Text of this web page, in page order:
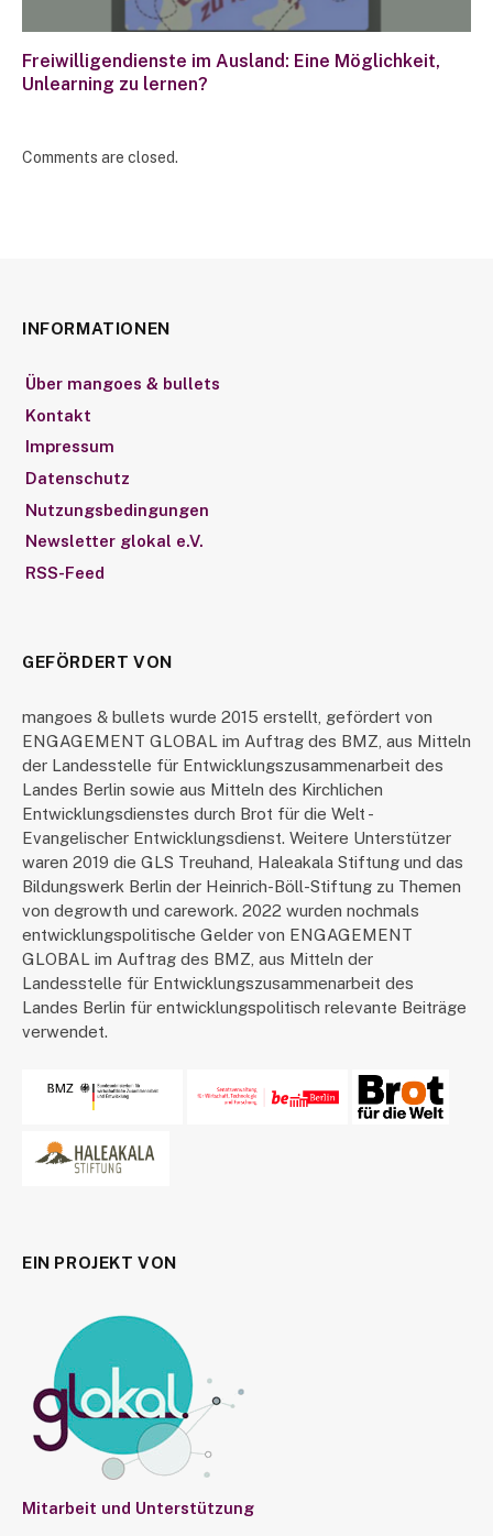
Freiwilligendienste im Ausland: Eine Möglichkeit,
Unlearning zu lernen?
Comments are closed.
INFORMATIONEN
Über mangoes & bullets
Kontakt
Impressum
Datenschutz
Nutzungsbedingungen
Newsletter glokal e.V.
RSS-Feed
GEFÖRDERT VON
mangoes & bullets wurde 2015 erstellt, gefördert von
ENGAGEMENT GLOBAL im Auftrag des BMZ, aus Mitteln
der Landesstelle für Entwicklungszusammenarbeit des
Landes Berlin sowie aus Mitteln des Kirchlichen
Entwicklungsdienstes durch Brot für die Welt -
Evangelischer Entwicklungsdienst. Weitere Unterstützer
waren 2019 die GLS Treuhand, Haleakala Stiftung und das
Bildungswerk Berlin der Heinrich-Böll-Stiftung zu Themen
von degrowth und carework. 2022 wurden nochmals
entwicklungspolitische Gelder von ENGAGEMENT
GLOBAL im Auftrag des BMZ, aus Mitteln der
Landesstelle für Entwicklungszusammenarbeit des
Landes Berlin für entwicklungspolitisch relevante Beiträge
verwendet.
EIN PROJEKT VON
Mitarbeit und Unterstützung